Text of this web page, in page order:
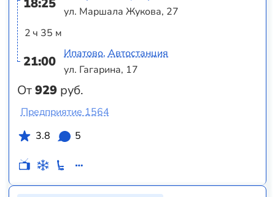
18:25
2 ч 35 м
21:00
От929 руб.
ул. Маршала Жукова, 27
Ипатово, Автостанция
ул. Гагарина, 17
Предприятие 1564
3.8
5